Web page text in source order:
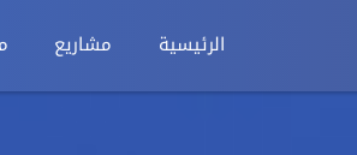
الرئيسية مشاريع